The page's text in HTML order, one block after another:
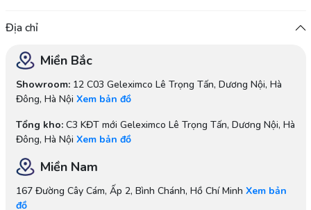
Địa chỉ
Miền Bắc
Showroom:12 C03 Geleximco Lê Trọng Tấn, Dương Nội, Hà
Đông, Hà Nội Xem bản đồ
Tổng kho:C3 KĐT mới Geleximco Lê Trọng Tấn, Dương Nội, Hà
Đông, Hà Nội Xem bản đồ
Miền Nam
167 Đường Cây Cám, Ấp 2, Bình Chánh, Hồ Chí Minh Xem bản
đồ